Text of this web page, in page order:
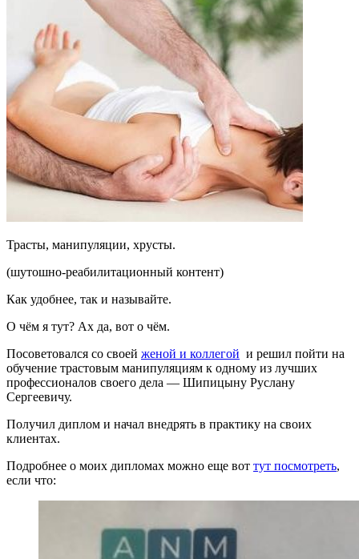
Трасты, манипуляции, хрусты.
(шутошно-реабилитационный контент)
Как удобнее, так и называйте.
О чём я тут? Ах да, вот о чём.
Посоветовался со своей женой и коллегой и решил пойти на
обучение трастовым манипуляциям к одному из лучших
профессионалов своего дела — Шипицыну Руслану
Сергеевичу.
Получил диплом и начал внедрять в практику на своих
клиентах.
Подробнее о моих дипломах можно еще вот тут посмотреть,
если что: